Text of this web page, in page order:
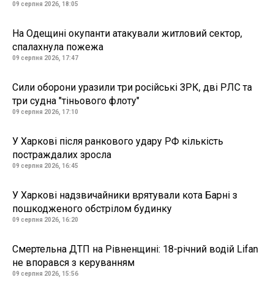
09 серпня 2026, 18:05
На Одещині окупанти атакували житловий сектор,
спалахнула пожежа
09 серпня 2026, 17:47
Сили оборони уразили три російські ЗРК, дві РЛС та
три судна "тіньового флоту"
09 серпня 2026, 17:10
У Харкові після ранкового удару РФ кількість
постраждалих зросла
09 серпня 2026, 16:45
У Харкові надзвичайники врятували кота Барні з
пошкодженого обстрілом будинку
09 серпня 2026, 16:20
Смертельна ДТП на Рівненщині: 18-річний водій Lifan
не впорався з керуванням
09 серпня 2026, 15:56